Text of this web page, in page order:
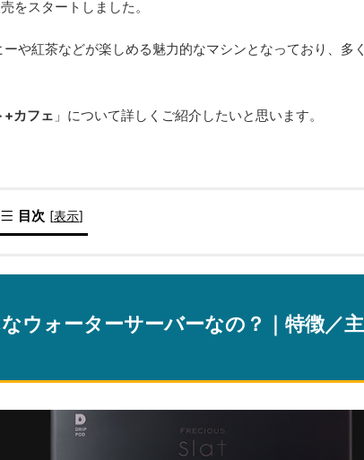
をスタートしました。
や紅茶などが楽しめる魅力的なマシンとなっており、多く
+カフェ 」について詳しくご紹介したいと思います。
目次 [表示]
ウォーターサーバーなの？｜特徴／主